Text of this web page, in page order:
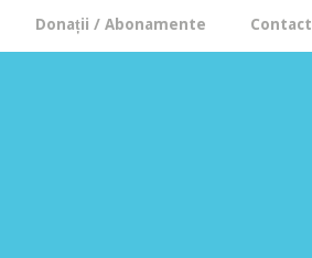
Donații / Abonamente Contact